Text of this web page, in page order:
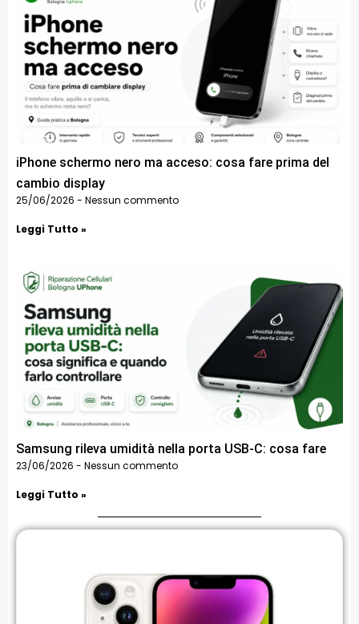
iPhone schermo nero ma acceso: cosa fare prima del
cambio display
25/06/2026 Nessun commento
Leggi Tutto »
Samsung rileva umidità nella porta USB-C: cosa fare
23/06/2026 Nessun commento
Leggi Tutto »